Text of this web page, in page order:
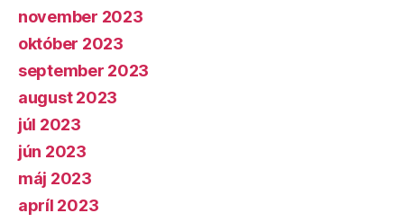
november 2023
október 2023
september 2023
august 2023
júl 2023
jún 2023
máj 2023
apríl 2023